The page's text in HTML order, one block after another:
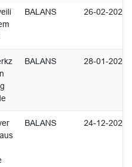
BALANS 26-02-2026
BALANS 28-01-2026
BALANS 24-12-2025